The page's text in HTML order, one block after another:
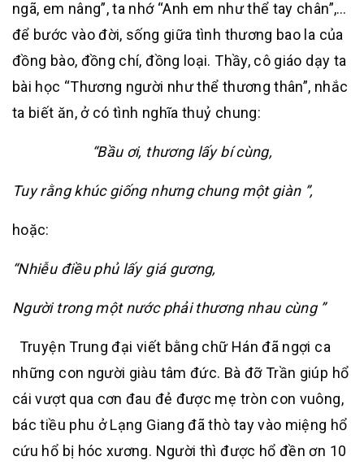
ngã, em nâng”, ta nhớ “Anh em như thể tay chân”,…
để bước vào đời, sống giữa tình thương bao la của
đồng bào, đồng chí, đồng loại. Thầy, cô giáo dạy ta
bài học “Thương người như thể thương thân”, nhắc
ta biết ăn, ở có tình nghĩa thuỷ chung:
“Bầu ơi, thương lấy bí cùng,
Tuy rằng khúc giống nhưng chung một giàn ”,
hoặc:
“Nhiễu điều phủ lấy giá gương,
Người trong một nước phải thương nhau cùng ”
Truyện Trung đại viết bằng chữ Hán đã ngợi ca
những con người giàu tâm đức. Bà đỡ Trần giúp hổ
cái vượt qua cơn đau đẻ được mẹ tròn con vuông,
bác tiều phu ở Lạng Giang đã thò tay vào miệng hổ
cứu hổ bị hóc xương. Người thì được hổ đền ơn 10